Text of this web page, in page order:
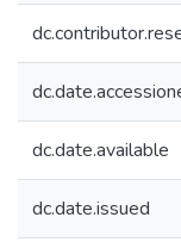
dc.date.available
dc.date.issued